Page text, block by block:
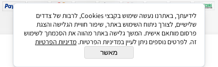
בניית אתרים
לידיעתך, באתרנו נעשה שימוש בקבצי Cookies, לרבות של צדדים
שלישיים, לצורך ניתוח השימוש באתר, שיפור חוויית הגלישה והצגת
פרסום מותאם אישית. המשך גלישה באתר מהווה את הסכמתך לשימוש
זה. לפרטים נוספים ניתן לעיין במדיניות הפרטיות. מדיניות הפרטיות
מאשר